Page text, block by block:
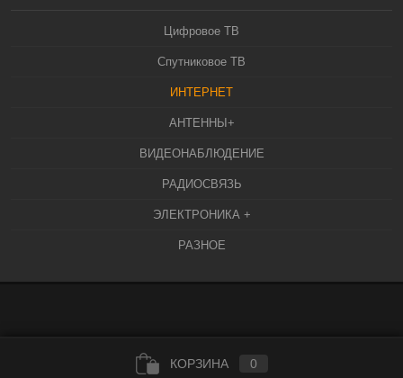
Цифровое ТВ
Спутниковое ТВ
ИНТЕРНЕТ
АНТЕННЫ+
ВИДЕОНАБЛЮДЕНИЕ
РАДИОСВЯЗЬ
ЭЛЕКТРОНИКА +
РАЗНОЕ
КОРЗИНА 0